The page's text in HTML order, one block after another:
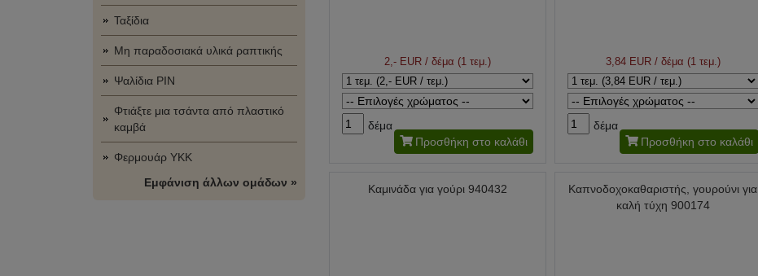
Ταξίδια
Μη παραδοσιακά υλικά ραπτικής
Ψαλίδια PIN
Φτιάξτε μια τσάντα από πλαστικό
καμβά
Φερμουάρ YKK
Εμφάνιση άλλων ομάδων »
2,- EUR/ δέμα (1 τεμ.)
δέμα
Προσθήκη στο καλάθι
3,84 EUR/ δέμα (1 τεμ.)
δέμα
Προσθήκη στο καλάθι
Καμινάδα για γούρι 940432
Καπνοδοχοκαθαριστής, γουρούνι για
καλή τύχη 900174